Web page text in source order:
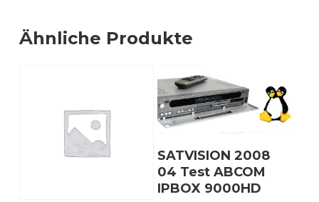
Ähnliche Produkte
Download
SATVISION 2008
04 Test ABCOM
IPBOX 9000HD